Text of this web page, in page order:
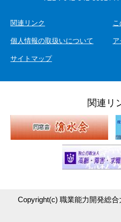
関連リンク
個人情報の取扱いについて
サイトマップ
関連リ
Copyright(c) 職業能力開発総合